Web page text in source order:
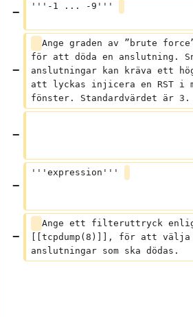
'''-1 ... -9'''
Ange graden av ”brute
för att döda en anslutning.
anslutningar kan kräva ett
att lyckas injicera en RST i
fönster. Standardvärdet är 3.
'''expression'''
Ange ett filteruttryck
[[tcpdump(8)]], för att
anslutningar som ska dödas.